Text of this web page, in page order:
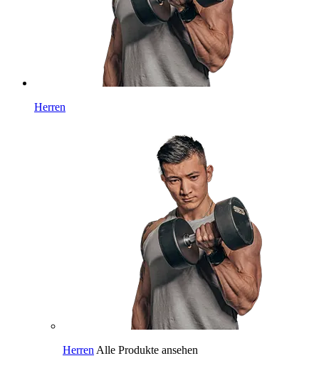
Herren
Herren Alle Produkte ansehen